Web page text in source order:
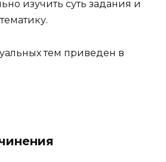
изучить суть задания и
тем приведен в